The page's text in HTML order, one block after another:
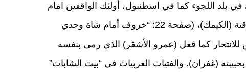
في بلد اللجوء كما في اسطنبول، أولئك الواقفين امام
مديريات الأمن والهجرة للحصول على بطاقة حماية مؤقتة (الكيمك)، (صفحة 22: “خروف أمام شاة وجدي
كما فعل (عمرو الأشقر) الذي رمى بنفسه
(غفران). والفتيات العربيات في “بيت الشابات”